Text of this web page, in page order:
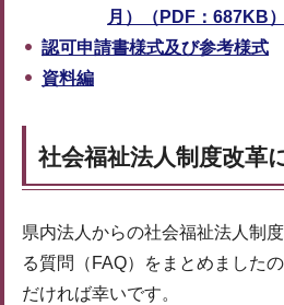
月）（PDF：687KB）
認可申請書様式及び参考様式
資料編
社会福祉法人制度改革
県内法人からの社会福祉法人制
る質問（FAQ）をまとめました
だければ幸いです。